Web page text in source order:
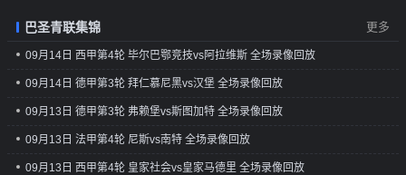
巴圣青联集锦 更多
09月14日 西甲第4轮 毕尔巴鄂竞技vs阿拉维斯 全场录像回放
09月14日 德甲第3轮 拜仁慕尼黑vs汉堡 全场录像回放
09月13日 德甲第3轮 弗赖堡vs斯图加特 全场录像回放
09月13日 法甲第4轮 尼斯vs南特 全场录像回放
09月13日 西甲第4轮 皇家社会vs皇家马德里 全场录像回放